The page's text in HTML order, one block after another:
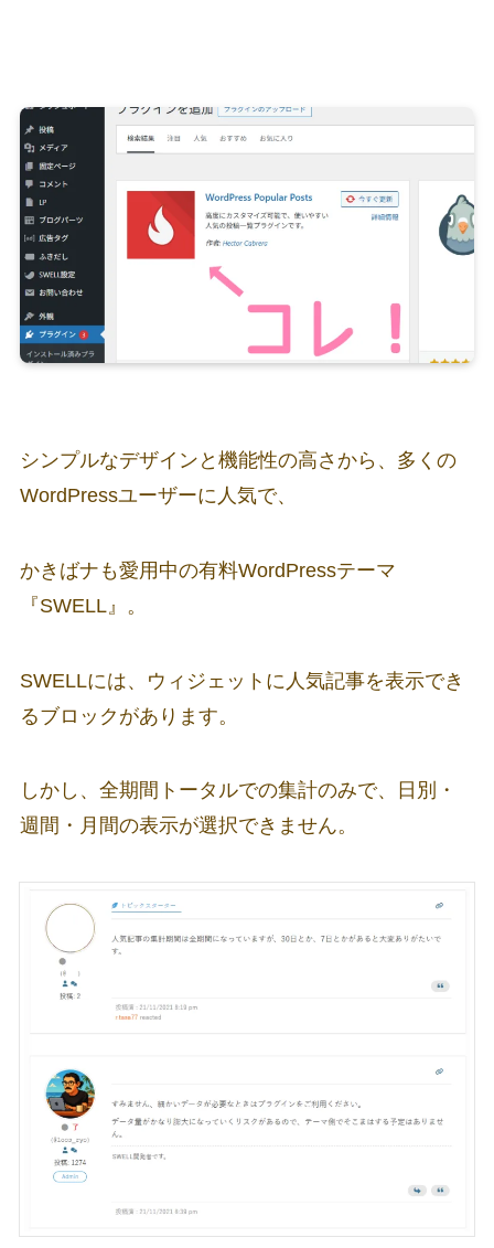
シンプルなデザインと機能性の高さから、多くの
WordPressユーザーに人気で、
かきばナも愛用中の有料WordPressテーマ
『SWELL』。
SWELLには、ウィジェットに人気記事を表示でき
るブロックがあります。
しかし、全期間トータルでの集計のみで、日別・
週間・月間の表示が選択できません。